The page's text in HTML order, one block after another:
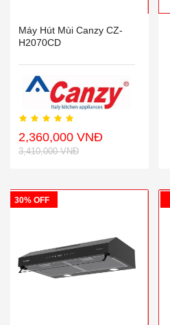
Máy Hút Mùi Canzy CZ-
H2070CD
2,360,000 VNĐ
3,410,000 VNĐ
30% OFF